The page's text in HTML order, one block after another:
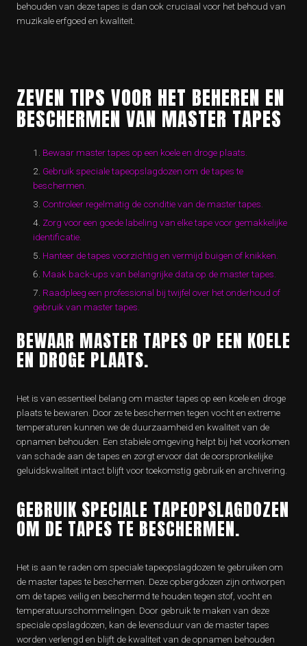
behouden van deze tapes is dan ook cruciaal voor het behoud van
muzikale erfgoed en kwaliteit.
ZEVEN TIPS VOOR HET BEHEREN EN
BESCHERMEN VAN MASTER TAPES
Bewaar master tapes op een koele en droge plaats.
Gebruik speciale tapeopslagdozen om de tapes te
beschermen.
Controleer regelmatig de conditie van de master tapes.
Zorg voor een goede labeling van elke tape voor gemakkelijke
identificatie.
Hanteer de tapes voorzichtig en vermijd buigen of knikken.
Maak back-ups van belangrijke data op de master tapes.
Raadpleeg een professional bij twijfel over het onderhoud of
gebruik van master tapes.
BEWAAR MASTER TAPES OP EEN KOELE
EN DROGE PLAATS.
Het is van essentieel belang om master tapes op een koele en droge
plaats te bewaren. Door ze te beschermen tegen vocht en extreme
temperaturen kunnen we de duurzaamheid en kwaliteit van de
opnamen behouden. Een stabiele omgeving helpt bij het voorkomen
van schade aan de tapes en zorgt ervoor dat de oorspronkelijke
geluidskwaliteit intact blijft voor toekomstig gebruik en archivering.
GEBRUIK SPECIALE TAPEOPSLAGDOZEN
OM DE TAPES TE BESCHERMEN.
Het is aan te raden om speciale tapeopslagdozen te gebruiken om
de master tapes te beschermen. Deze opbergdozen zijn ontworpen
om de tapes veilig en beschermd te houden tegen stof, vocht en
temperatuurschommelingen. Door gebruik te maken van deze
speciale opslagdozen, kan de levensduur van de master tapes
worden verlengd en blijft de kwaliteit van de opnamen behouden